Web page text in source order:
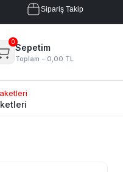
Sipariş Takip
0
Sepetim
Toplam - 0,00 TL